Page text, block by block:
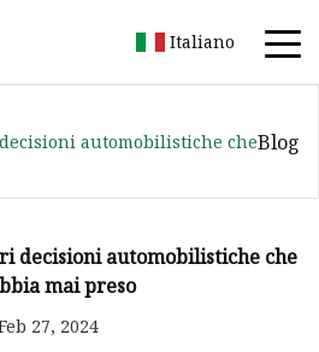
Italiano
automobilistiche cheBlog
decisioni automobilistiche che
mai preso
27, 2024